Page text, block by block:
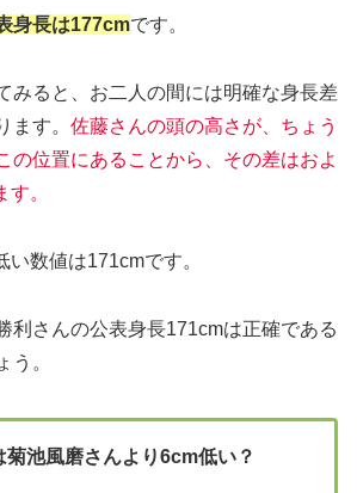
身長は177cmです。
みると、お二人の間には明確な身長差
ます。 佐藤さんの頭の高さが
ちょう
の位置にあることから、その差はおよ
。
数値は171cmです。
利さんの公表身長171cmは正確である
う。
菊池風磨さんより6cm低い？